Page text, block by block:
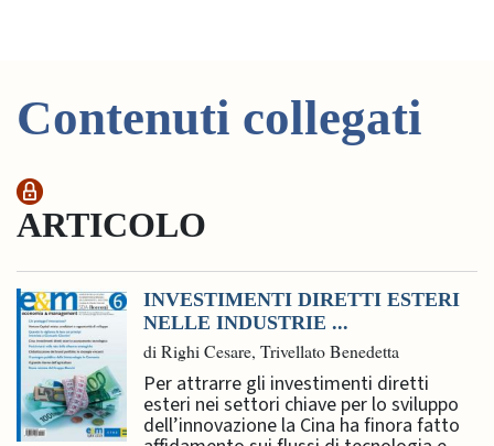
Contenuti collegati
ARTICOLO
INVESTIMENTI DIRETTI ESTERI
NELLE INDUSTRIE ...
di Righi Cesare, Trivellato Benedetta
Per attrarre gli investimenti diretti
esteri nei settori chiave per lo sviluppo
dell’innovazione la Cina ha finora fatto